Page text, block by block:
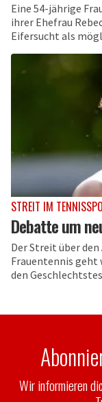
Eine 54-jährige
ihrer Ehefrau
Eifersucht als
STREIT IM
Debatte um
Der Streit über
Frauentennis geht
den
Wir informieren